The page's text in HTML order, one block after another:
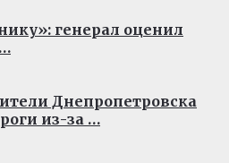
генерал оценил
Днепропетровска
из-за …